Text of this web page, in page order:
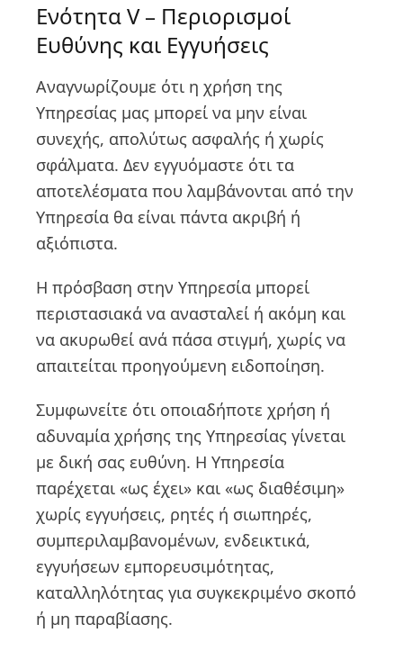
Ενότητα V – Περιορισμοί
Ευθύνης και Εγγυήσεις
Αναγνωρίζουμε ότι η χρήση της
Υπηρεσίας μας μπορεί να μην είναι
συνεχής, απολύτως ασφαλής ή χωρίς
σφάλματα. Δεν εγγυόμαστε ότι τα
αποτελέσματα που λαμβάνονται από την
Υπηρεσία θα είναι πάντα ακριβή ή
αξιόπιστα.
Η πρόσβαση στην Υπηρεσία μπορεί
περιστασιακά να ανασταλεί ή ακόμη και
να ακυρωθεί ανά πάσα στιγμή, χωρίς να
απαιτείται προηγούμενη ειδοποίηση.
Συμφωνείτε ότι οποιαδήποτε χρήση ή
αδυναμία χρήσης της Υπηρεσίας γίνεται
με δική σας ευθύνη. Η Υπηρεσία
παρέχεται «ως έχει» και «ως διαθέσιμη»
χωρίς εγγυήσεις, ρητές ή σιωπηρές,
συμπεριλαμβανομένων, ενδεικτικά,
εγγυήσεων εμπορευσιμότητας,
καταλληλότητας για συγκεκριμένο σκοπό
ή μη παραβίασης.